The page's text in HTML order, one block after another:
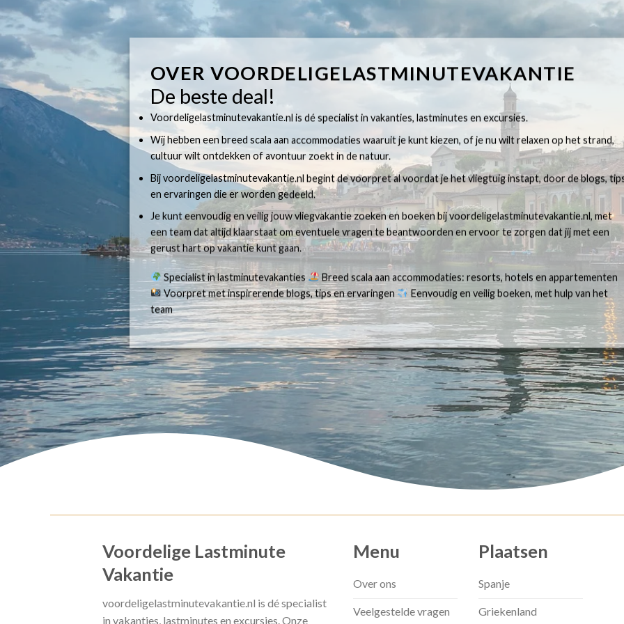
OVER VOORDELIGELASTMINUTEVAKANTIE
De beste deal!
Voordeligelastminutevakantie.nl is dé specialist in vakanties, lastminutes en excursies.
Wij hebben een breed scala aan accommodaties waaruit je kunt kiezen, of je nu wilt relaxen op het strand,
cultuur wilt ontdekken of avontuur zoekt in de natuur.
Bij voordeligelastminutevakantie.nl begint de voorpret al voordat je het vliegtuig instapt, door de blogs,
en ervaringen die er worden gedeeld.
Je kunt eenvoudig en veilig jouw vliegvakantie zoeken en boeken bij voordeligelastminutevakantie.nl, met
een team dat altijd klaarstaat om eventuele vragen te beantwoorden en ervoor te zorgen dat jij met een
gerust hart op vakantie kunt gaan.
Specialist in lastminutevakanties
Breed scala aan accommodaties: resorts, hotels en appartementen
Voorpret met inspirerende blogs, tips en ervaringen
Eenvoudig en veilig boeken, met hulp van het
team
Voordelige Lastminute
Vakantie
voordeligelastminutevakantie.nl is dé specialist
in vakanties, lastminutes en excursies. Onze
Menu
Over ons
Veelgestelde vragen
Plaatsen
Spanje
Griekenland